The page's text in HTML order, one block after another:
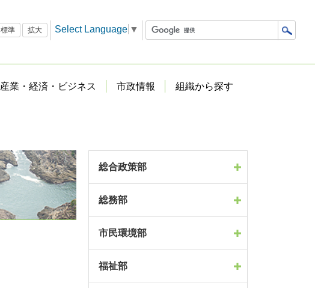
標準 拡大 Select Language ▼
産業・経済・ビジネス 市政情報 組織から探す
総合政策部
総務部
市民環境部
福祉部